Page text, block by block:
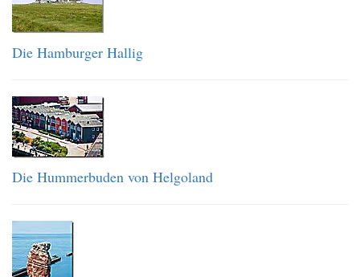
Die Hamburger Hallig
Die Hummerbuden von Helgoland